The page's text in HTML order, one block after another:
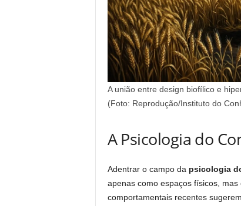
A união entre design biofílico e
(Foto: Reprodução/Instituto do
A Psicologia do
Adentrar o campo da psicologia
apenas como espaços físicos,
comportamentais recentes